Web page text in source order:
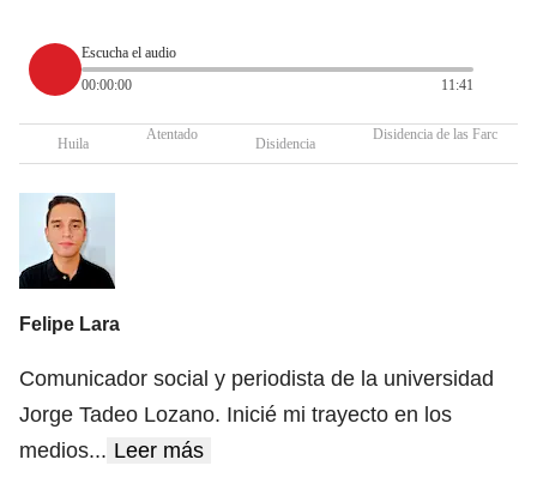
Escucha el audio
00:00:00
11:41
Huila
Atentado
Disidencia
Disidencia de las Farc
Felipe Lara
Comunicador social y periodista de la universidad
Jorge Tadeo Lozano. Inicié mi trayecto en los
medios... Leer más